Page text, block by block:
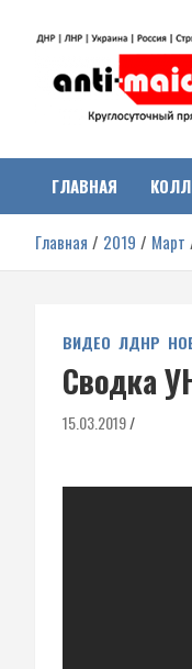
Украине
о гражданской войне
ДНР, ЛНР и других
ГЛАВНАЯ
Главная 2019 Март
ВИДЕО ЛДНР
Сводка
15.03.2019